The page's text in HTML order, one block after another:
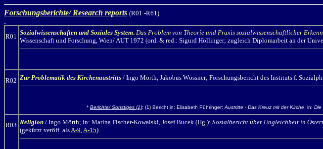
Forschungsberichte/ Research reports (R01 -R61)
.
R01
Sozialwissenschaften und Soziales System. Das Problem von Theorie und Praxis sozialwissenschaftlicher
Wissenschaft und Forschung, Wien/ AUT 1972 (ord. & red.: Sigurd Höllinger; zugleich Diplomarbeit an der
R02 Zur Problematik des Kirchenaustritts / Ingo Mörth, Jakobus Wössner; Forschungsbericht des Instituts f.
* Berichte/ Sonstiges (1): (1) Bericht in: Elisabeth Pühringer: Austritte - Das Kreuz mit der Kirche , in: Die
R03 Religion / Ingo Mörth; in: Marina Fischer-Kowalski, Josef Bucek (Hg.): Sozialbericht über Ungleichheit in
(gekürzt veröff. alsA-9,A-15)